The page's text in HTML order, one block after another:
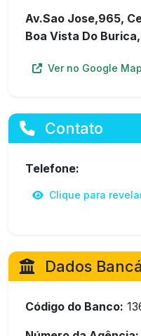
Av.Sao Jose,965,
Boa Vista Do Burica,
Ver no Google
Contato
Telefone:
Clique para
Dados
Código do Banco: